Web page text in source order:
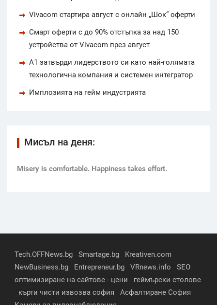
Vivacom стартира август с онлайн „Шок“ оферти
Смарт оферти с до 90% отстъпка за над 150
устройства от Vivacom през август
А1 затвърди лидерството си като най-голямата
технологична компания и системен интегратор
Имплозията на гейм индустрията
Мисъл на деня:
Мisery is comfortable. Happiness takes effort.
Tech.OFFNews.bg Smartage.bg
Kreativen.com
NewBusiness.bg
Entrepreneur.bg VRnews.info
SEO
оптимизиране на сайтове - цени
геймърски столове
кърти чисти извозва софия
Асфалтиране София